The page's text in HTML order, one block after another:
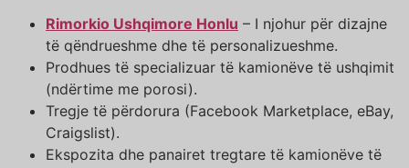
Rimorkio Ushqimore Honlu – I njohur për dizajne
të qëndrueshme dhe të personalizueshme.
Prodhues të specializuar të kamionëve të ushqimit
(ndërtime me porosi).
Tregje të përdorura (Facebook Marketplace, eBay,
Craigslist).
Ekspozita dhe panairet tregtare të kamionëve të